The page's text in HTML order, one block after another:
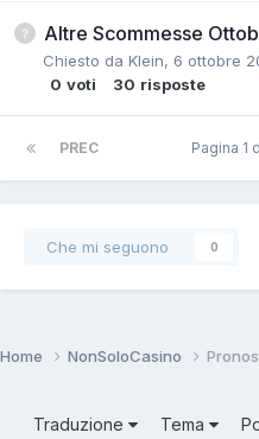
Altre Scommesse
Chiesto da Klein, 6 ottobre
0 voti 30 risposte
PREC Pagina 1
Che mi seguono 0
Home NonSoloCasino
Traduzione Tema